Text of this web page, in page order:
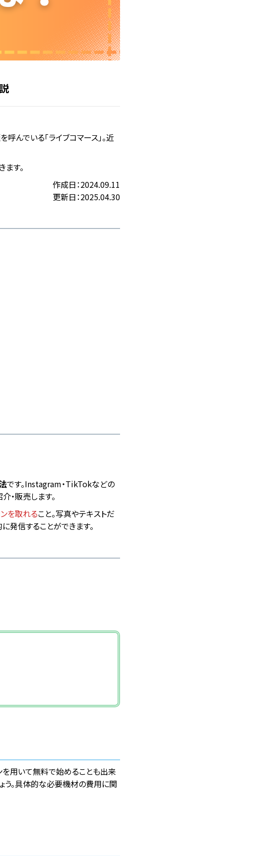
んでいる「ライブコマース」。近
す。
作成日：2024.09.11
更新日：2025.04.30
です。Instagram・TikTokなどの
・販売します。
を取れること。写真やテキストだ
発信することができます。
を用いて無料で始めることも出来
う。具体的な必要機材の費用に関